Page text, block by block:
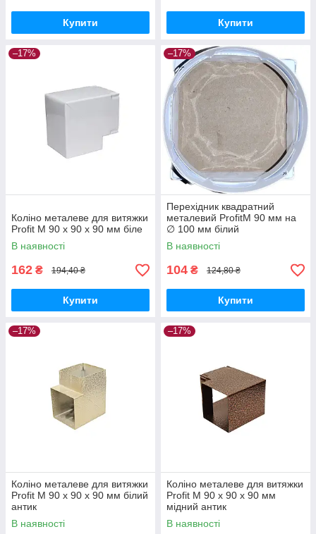
Купити Купити
–17%
Коліно металеве для витяжки
Profit M 90 х 90 х 90 мм біле
В наявності
162 ₴ 194,40 ₴
Купити
–17%
Перехідник квадратний
металевий ProfitM 90 мм на
∅ 100 мм білий
В наявності
104 ₴ 124,80 ₴
Купити
–17%
Коліно металеве для витяжки
Profit M 90 х 90 х 90 мм білий
антик
В наявності
–17%
Коліно металеве для витяжки
Profit M 90 х 90 х 90 мм
мідний антик
В наявності